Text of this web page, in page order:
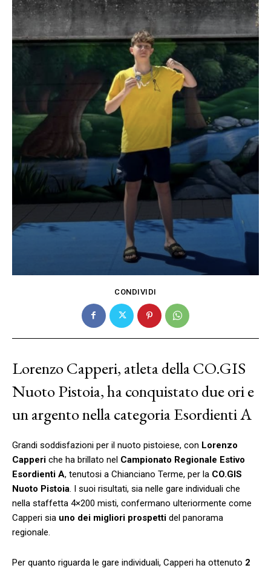
CONDIVIDI
Lorenzo Capperi, atleta della CO.GIS
Nuoto Pistoia, ha conquistato due ori e
un argento nella categoria Esordienti A
Grandi soddisfazioni per il nuoto pistoiese, con Lorenzo
Capperi che ha brillato nel Campionato Regionale Estivo
Esordienti A, tenutosi a Chianciano Terme, per la CO.GIS
Nuoto Pistoia. I suoi risultati, sia nelle gare individuali che
nella staffetta 4×200 misti, confermano ulteriormente come
Capperi sia uno dei migliori prospetti del panorama
regionale.
Per quanto riguarda le gare individuali, Capperi ha ottenuto 2